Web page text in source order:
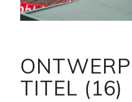
TITEL (16)